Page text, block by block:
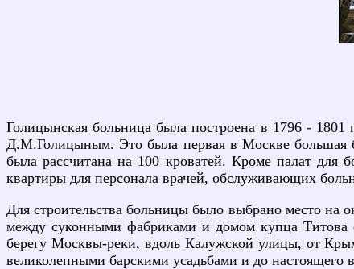
Голицынская больница была построена в 1796 -
Д.М.Голицыным. Это была первая в Москве большая
была рассчитана на 100 кроватей. Кроме палат
квартиры для персонала врачей, обслуживающих
Для строительства больницы было выбрано место
между суконными фабриками и домом купца Титова
берегу Москвы-реки, вдоль Калужской улицы, от
великолепными барскими усадьбами и до